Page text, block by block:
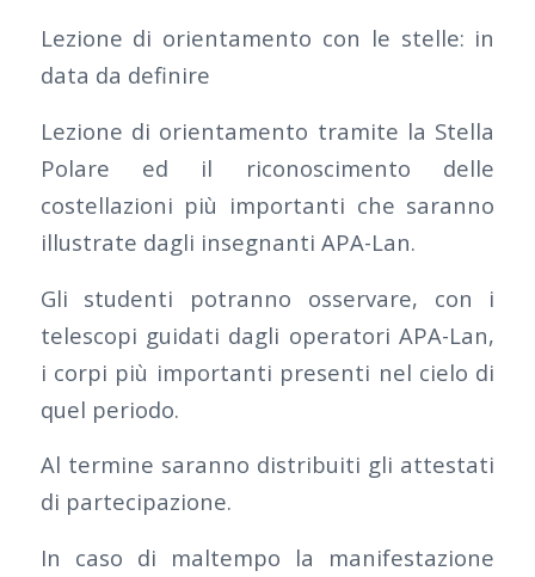
Lezione di orientamento con le stelle: in
data da definire
Lezione di orientamento tramite la Stella
Polare ed il riconoscimento delle
costellazioni più importanti che saranno
illustrate dagli insegnanti APA-Lan.
Gli studenti potranno osservare, con i
telescopi guidati dagli operatori APA-Lan,
i corpi più importanti presenti nel cielo di
quel periodo.
Al termine saranno distribuiti gli attestati
di partecipazione.
In caso di maltempo la manifestazione